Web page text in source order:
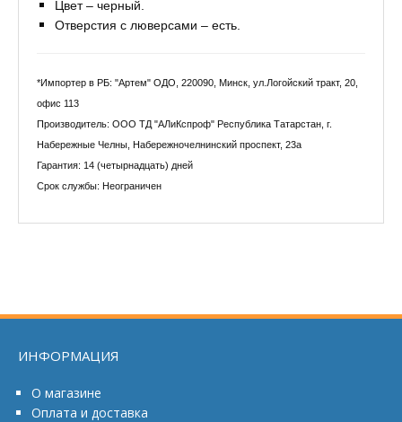
Цвет – черный.
Отверстия с люверсами – есть.
*Импортер в РБ: "Артем" ОДО, 220090, Минск, ул.Логойский тракт, 20,
офис 113
Производитель: ООО ТД "АЛиКспроф" Республика Татарстан, г.
Набережные Челны, Набережночелнинский проспект, 23а
Гарантия: 14 (четырнадцать) дней
Срок службы: Неограничен
ИНФОРМАЦИЯ
О магазине
Оплата и доставка